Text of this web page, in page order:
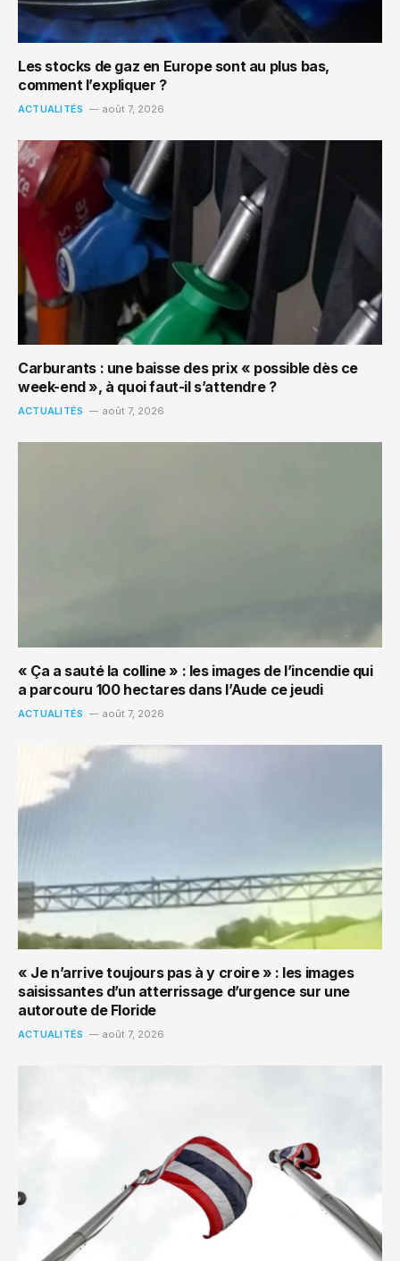
Les stocks de gaz en Europe sont au plus bas,
comment l’expliquer ?
ACTUALITÉS août 7, 2026
Carburants : une baisse des prix « possible dès ce
week-end », à quoi faut-il s’attendre ?
ACTUALITÉS août 7, 2026
« Ça a sauté la colline » : les images de l’incendie qui
a parcouru 100 hectares dans l’Aude ce jeudi
ACTUALITÉS août 7, 2026
« Je n’arrive toujours pas à y croire » : les images
saisissantes d’un atterrissage d’urgence sur une
autoroute de Floride
ACTUALITÉS août 7, 2026